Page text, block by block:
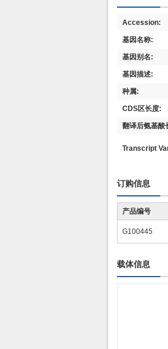
Accession:
基因名称:
基因别名:
基因描述:
种属:
CDS区长度:
翻译后氨基酸
Transcript
订购信息
产品编号
G100445
载体信息